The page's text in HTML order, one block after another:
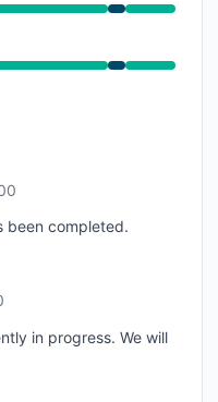
9:00 PM
9:00 PM
been completed.
in progress. We will